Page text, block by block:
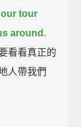
tour
around.
看看真正的
人帶我們